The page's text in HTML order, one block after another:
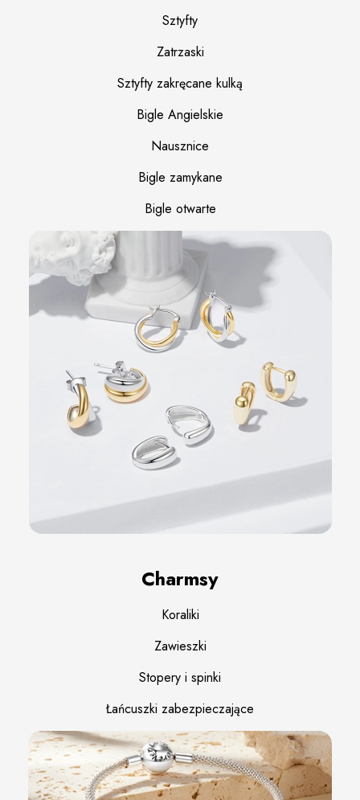
Sztyfty
Zatrzaski
Sztyfty zakręcane kulką
Bigle Angielskie
Nausznice
Bigle zamykane
Bigle otwarte
Charmsy
Koraliki
Zawieszki
Stopery i spinki
Łańcuszki zabezpieczające